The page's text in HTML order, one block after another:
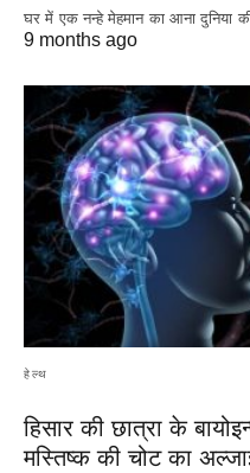
घर में एक नन्हे मेहमान का आना दुनिया
9 months ago
हेल्थ
हिसार की छात्रा के
मस्तिष्क की चोट का